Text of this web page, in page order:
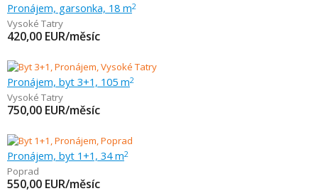
Pronájem, garsonka, 18 m2
Vysoké Tatry
420,00 EUR/měsíc
Pronájem, byt 3+1, 105 m2
Vysoké Tatry
750,00 EUR/měsíc
Pronájem, byt 1+1, 34 m2
Poprad
550,00 EUR/měsíc